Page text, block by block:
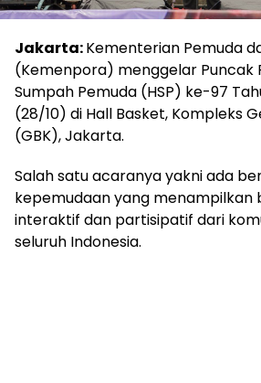
Jakarta:Kementerian Pemuda
(Kemenpora) menggelar Puncak
Sumpah Pemuda (HSP) ke-97
(28/10) di Hall Basket, Kompleks
(GBK), Jakarta.
Salah satu acaranya yakni ada
kepemudaan yang menampilkan
interaktif dan partisipatif dari
seluruh Indonesia.